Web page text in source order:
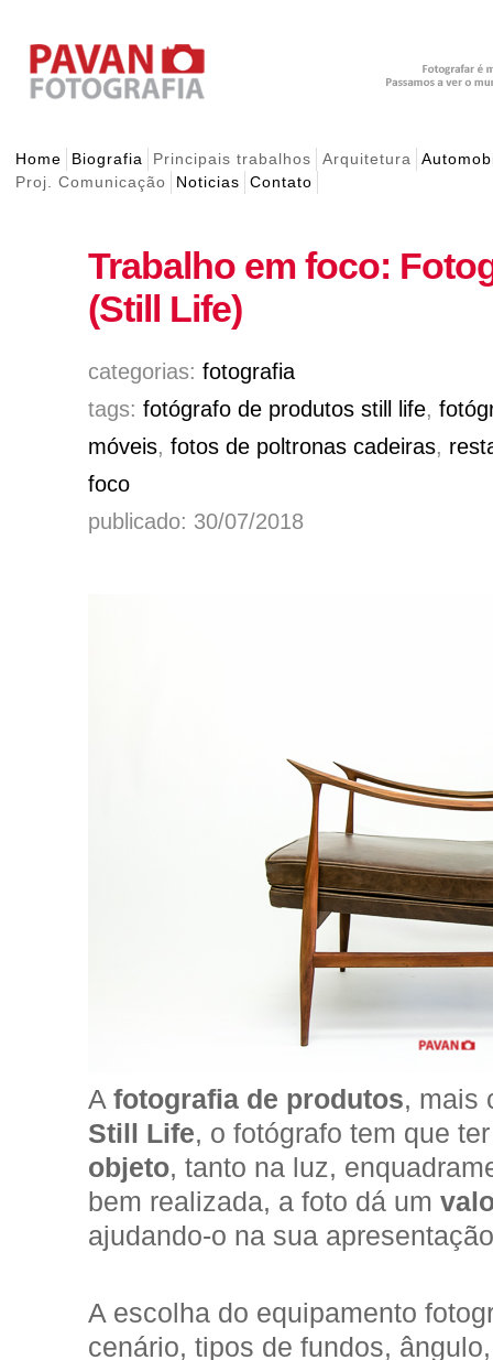
Home Biografia Principais trabalhos Arquitetura
Proj. Comunicação
Noticias Contato
Trabalho em foco:
(Still Life)
categorias: fotografia
tags: fotógrafo de produtos still life,
móveis, fotos de poltronas cadeiras,
foco
publicado: 30/07/2018
A fotografia de produtos, mais
Still Life, o fotógrafo tem que
objeto, tanto na luz,
bem realizada, a foto dá um
ajudando-o na sua
A escolha do equipamento
cenário, tipos de fundos,